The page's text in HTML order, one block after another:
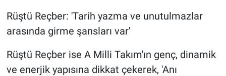
Rüştü Reçber: 'Tarih yazma ve unutulmazlar
arasında girme şansları var'
Rüştü Reçber ise A Milli Takım'ın genç, dinamik
ve enerjik yapısına dikkat çekerek, 'Anı